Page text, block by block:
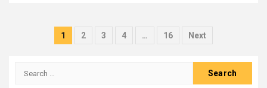
Posts
1 2 3 4 … 16 Next
Search